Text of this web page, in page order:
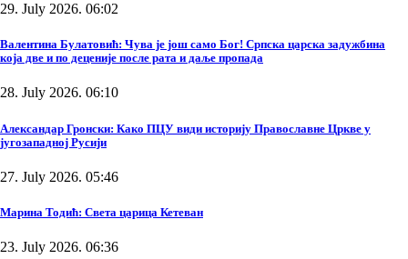
29. July 2026. 06:02
Валентина Булатовић: Чува је још само Бог! Српска царска задужбина
која две и по деценије после рата и даље пропада
28. July 2026. 06:10
Александар Гронски: Како ПЦУ види историју Православне Цркве у
југозападној Русији
27. July 2026. 05:46
Марина Тодић: Света царица Кетеван
23. July 2026. 06:36